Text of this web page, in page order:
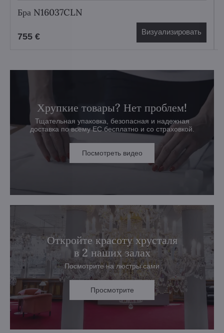
Бра N16037CLN
755 € Визуализировать
Хрупкие товары? Нет проблем!
Тщательная упаковка, безопасная и надежная
доставка по всему ЕС бесплатно и со страховкой.
Посмотреть видео
Откройте красоту хрусталя
в 2 наших залах
Посмотрите на люстры сами
Просмотрите